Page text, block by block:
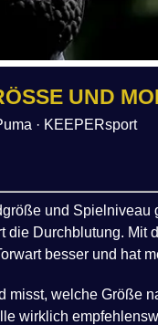
UND
· KEEPERsport
und Spielniveau
Durchblutung. Mit
besser und hat
welche Größe
wirklich